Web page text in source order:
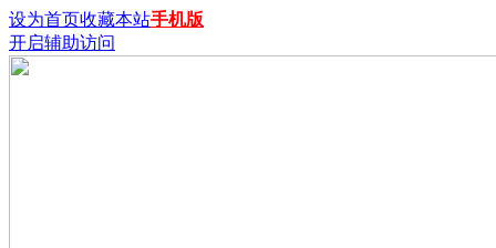
设为首页收藏本站手机版
开启辅助访问